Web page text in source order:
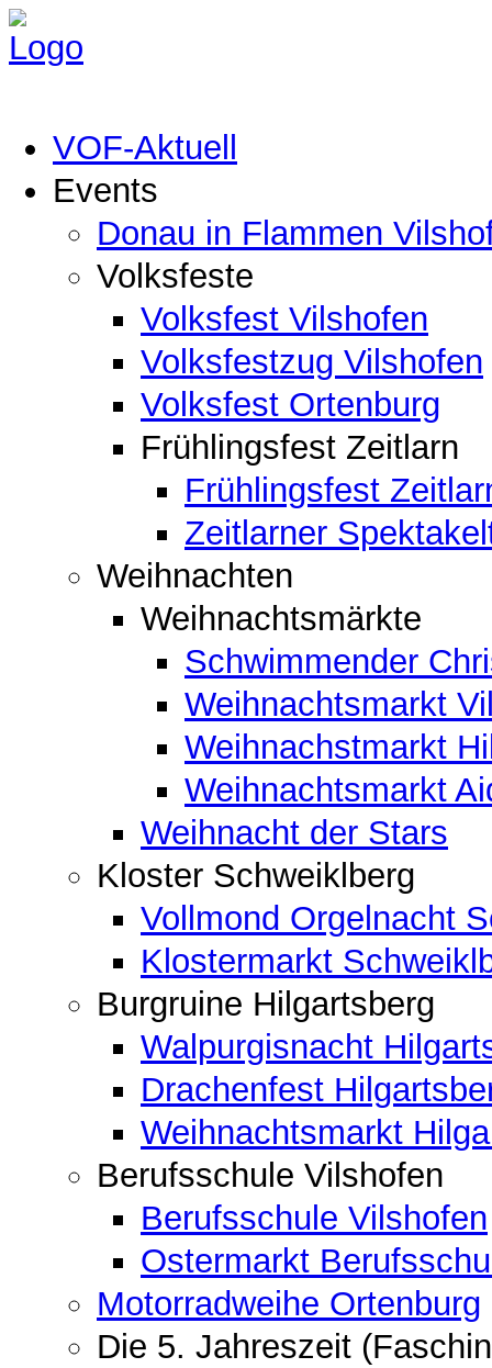
VOF-Aktuell
Events
Donau in Flammen
Volksfeste
Volksfest Vilshofen
Volksfestzug Vilshofen
Volksfest Ortenburg
Frühlingsfest Zeitlarn
Frühlingsfest
Zeitlarner
Weihnachten
Weihnachtsmärkte
Schwimmender
Weihnachtsmarkt
Weihnachstmarkt
Weihnachtsmarkt
Weihnacht der Stars
Kloster Schweiklberg
Vollmond Orgelnacht
Klostermarkt
Burgruine Hilgartsberg
Walpurgisnacht
Drachenfest
Weihnachtsmarkt
Berufsschule Vilshofen
Berufsschule Vilshofen
Ostermarkt
Motorradweihe Ortenburg
Die 5. Jahreszeit